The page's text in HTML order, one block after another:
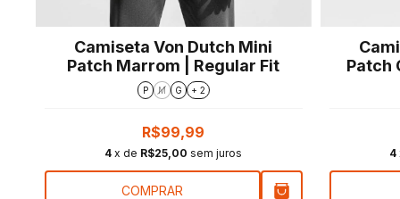
Camiseta Von Dutch Mini
Patch Marrom | Regular Fit
P M G + 2
R$99,99
4 x de R$25,00 sem juros
COMPRAR
Patch
4